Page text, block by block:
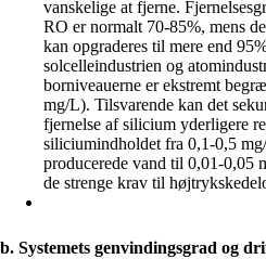
vanskelige at fjerne.
RO er normalt 70-85%, mens
kan opgraderes til mere end
solcelleindustrien og
borniveauerne er ekstremt
mg/L). Tilsvarende kan det
fjernelse af silicium yderligere
siliciumindholdet fra 0,1-0,5
producerede vand til 0,01-0,05
de strenge krav til
b. Systemets genvindingsgrad og